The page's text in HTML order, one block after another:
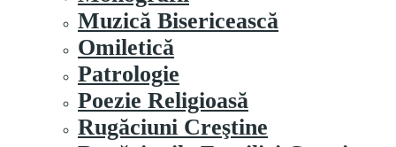
Muzică Bisericească
Omiletică
Patrologie
Poezie Religioasă
Rugăciuni Creştine